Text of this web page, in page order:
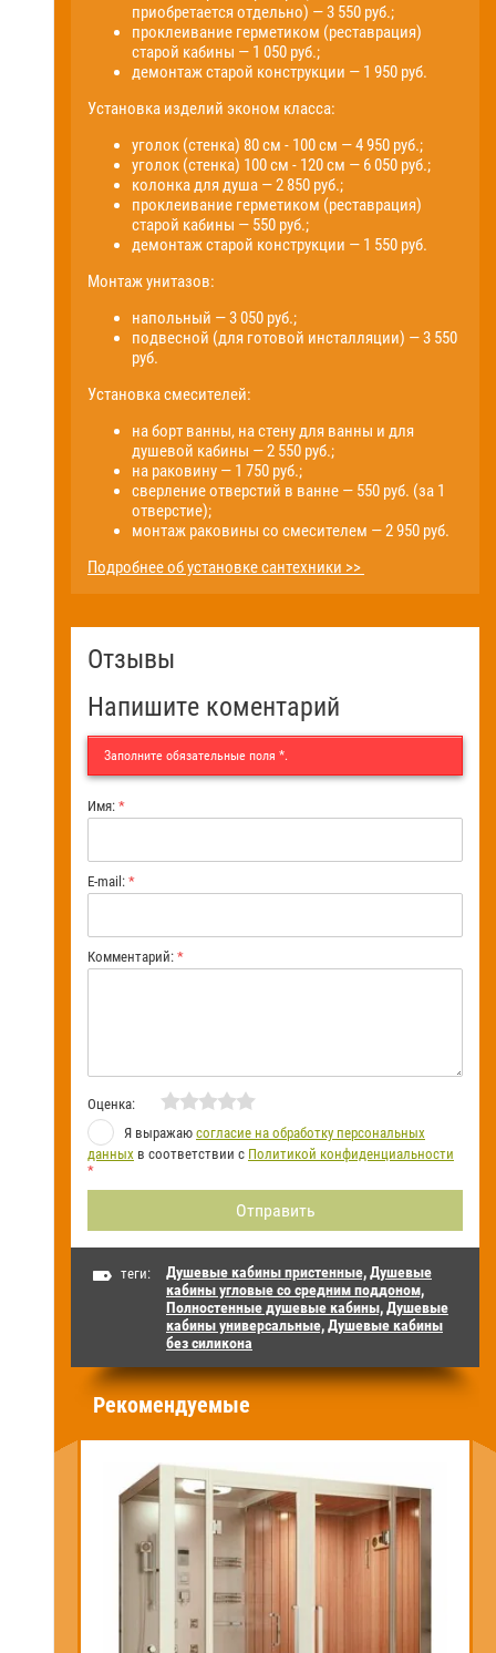
приобретается отдельно) — 3 550 руб.;
проклеивание герметиком (реставрация)
старой кабины — 1 050 руб.;
демонтаж старой конструкции — 1 950 руб.
Установка изделий эконом класса:
уголок (стенка) 80 см - 100 см — 4 950 руб.;
уголок (стенка) 100 см - 120 см — 6 050 руб.;
колонка для душа — 2 850 руб.;
проклеивание герметиком (реставрация)
старой кабины — 550 руб.;
демонтаж старой конструкции — 1 550 руб.
Монтаж унитазов:
напольный — 3 050 руб.;
подвесной (для готовой инсталляции) — 3 550
руб.
Установка смесителей:
на борт ванны, на стену для ванны и для
душевой кабины — 2 550 руб.;
на раковину — 1 750 руб.;
сверление отверстий в ванне — 550 руб. (за 1
отверстие);
монтаж раковины со смесителем — 2 950 руб.
Подробнее об установке сантехники >>
Отзывы
Напишите коментарий
Заполните обязательные поля *.
Имя: *
E-mail: *
Комментарий: *
Оценка:
Я выражаю согласие на обработку персональных
данных в соответствии с Политикой конфиденциальности
*
теги: Душевые кабины пристенные,Душевые
кабины угловые со средним поддоном,
Полностенные душевые кабины,Душевые
кабины универсальные,Душевые кабины
без силикона
Рекомендуемые